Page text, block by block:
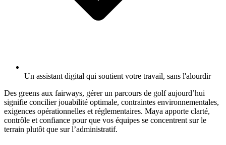
Un assistant digital qui soutient votre travail, sans l'alourdir
Des greens aux fairways, gérer un parcours de golf aujourd’hui
signifie concilier jouabilité optimale, contraintes environnementales,
exigences opérationnelles et réglementaires. Maya apporte clarté,
contrôle et confiance pour que vos équipes se concentrent sur le
terrain plutôt que sur l’administratif.